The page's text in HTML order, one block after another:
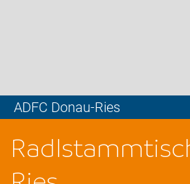
ADFC Donau-Ries